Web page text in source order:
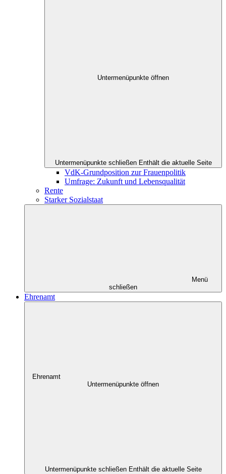
Untermenüpunkte öffnen
Untermenüpunkte schließen Enthält die aktuelle Seite
VdK-Grundposition zur Frauenpolitik
Umfrage: Zukunft und Lebensqualität
Rente
Starker Sozialstaat
Menü
schließen
Ehrenamt
Ehrenamt
Untermenüpunkte öffnen
Untermenüpunkte schließen Enthält die aktuelle Seite